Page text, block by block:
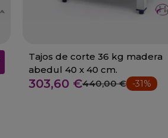
Tajos de corte 36 kg madera
abedul 40 x 40 cm.
303,60 €440,00 € -31%